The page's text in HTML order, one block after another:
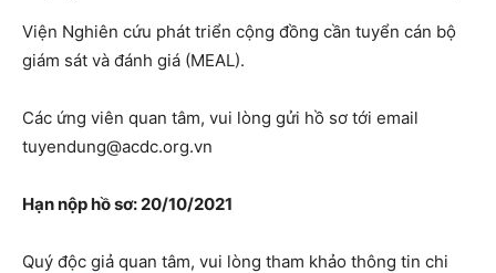
Viện Nghiên cứu phát triển cộng đồng cần tuyển cán bộ
giám sát và đánh giá (MEAL).
Các ứng viên quan tâm, vui lòng gửi hồ sơ tới email
tuyendung@acdc.org.vn
Hạn nộp hồ sơ: 20/10/2021
Quý độc giả quan tâm, vui lòng tham khảo thông tin chi